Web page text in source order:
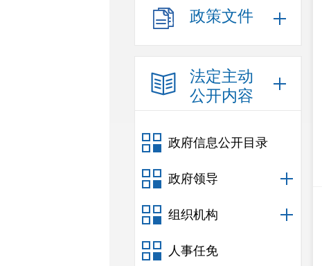
政策文件
法定主动
公开内容
政府信息公开目录
政府领导
组织机构
人事任免